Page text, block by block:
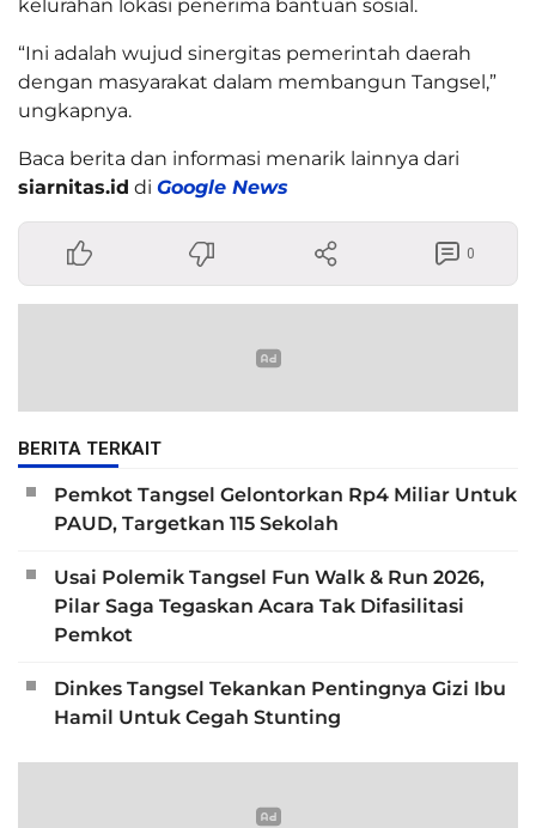
kelurahan lokasi penerima bantuan sosial.
“Ini adalah wujud sinergitas pemerintah daerah
dengan masyarakat dalam membangun Tangsel,”
ungkapnya.
Baca berita dan informasi menarik lainnya dari
siarnitas.id di Google News
0
BERITA TERKAIT
Pemkot Tangsel Gelontorkan Rp4 Miliar Untuk
PAUD, Targetkan 115 Sekolah
Usai Polemik Tangsel Fun Walk & Run 2026,
Pilar Saga Tegaskan Acara Tak Difasilitasi
Pemkot
Dinkes Tangsel Tekankan Pentingnya Gizi Ibu
Hamil Untuk Cegah Stunting